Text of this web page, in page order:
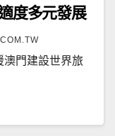
度多元發展
澳門建設世界旅